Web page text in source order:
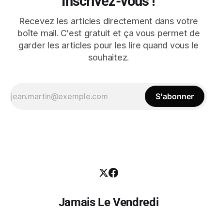
Recevez les articles directement dans votre
boîte mail. C'est gratuit et ça vous permet de
garder les articles pour les lire quand vous le
souhaitez.
S'abonner
Jamais Le Vendredi